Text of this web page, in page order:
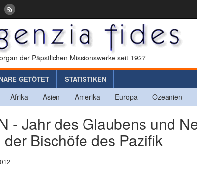
der Päpstlichen Missionswerke seit 1927
GETÖTET STATISTIKEN
Afrika Asien Amerika Europa Ozeanien
- Jahr des Glaubens und
der Bischöfe des Pazifik